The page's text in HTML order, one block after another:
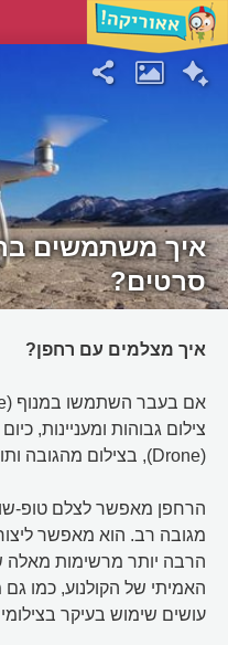
איך משתמשים
סרטים?
איך מצלמים עם רחפן?
צילום גבוהות ומעניינות,
(Drone), בצילום מהגובה ותוך כדי תנועה.
הרחפן מאפשר לצלם טופ-
מגובה רב. הוא מאפשר
האמיתי של הקולנוע, כמו
עושים שימוש בעיקר בצילומי